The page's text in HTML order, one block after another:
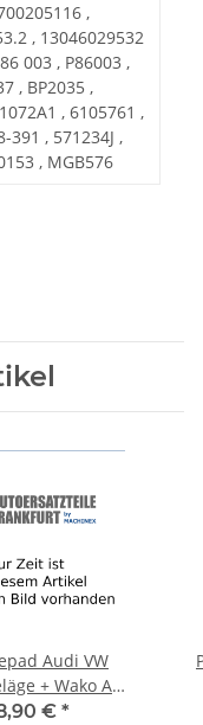
,
, 13046029532
003 , P86003 ,
, BP2035 ,
, 6105761 ,
391 , 571234J ,
, MGB576
Audi VW
+ Wako A1
5 6 7 PASSAT
€ *